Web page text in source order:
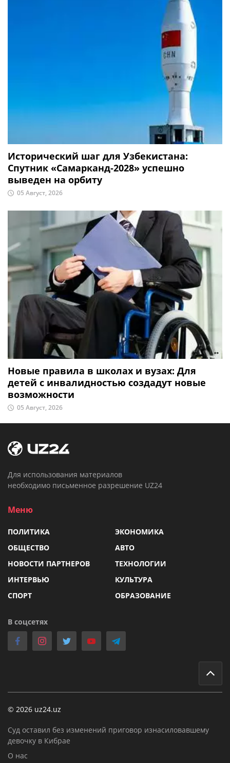
Исторический шаг для Узбекистана:
Спутник «Самарканд-2028» успешно
выведен на орбиту
05 Август, 2026
Новые правила в школах и вузах: Для
детей с инвалидностью создадут новые
возможности
05 Август, 2026
Для использования материалов
необходимо письменное разрешение UZ24
Меню
ПОЛИТИКА
ЭКОНОМИКА
ОБЩЕСТВО
АВТО
НОВОСТИ ПАРТНЕРОВ
ТЕХНОЛОГИИ
ИНТЕРВЬЮ
КУЛЬТУРА
СПОРТ
ОБРАЗОВАНИЕ
В соцсетях
© 2026 uz24.uz
Суд оставил без изменений приговор изнасиловавшему
девочку в Кибрае
О нас